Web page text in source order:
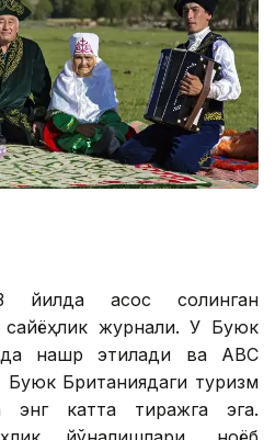
йилда асос солинган
сайёҳлик журнали. У Буюк
нашр этилади ва ABC
Буюк Британиядаги туризм
энг катта тиражга эга.